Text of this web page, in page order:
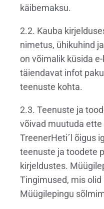
käibemaksu.
2.2. Kauba
nimetus, ühikuhind
on võimalik küsida
täiendavat infot
teenuste kohta.
2.3. Teenuste ja
võivad muutuda
TreenerHeti´l õigus
teenuste ja toodete
kirjeldustes.
Tingimused, mis
Müügilepingu